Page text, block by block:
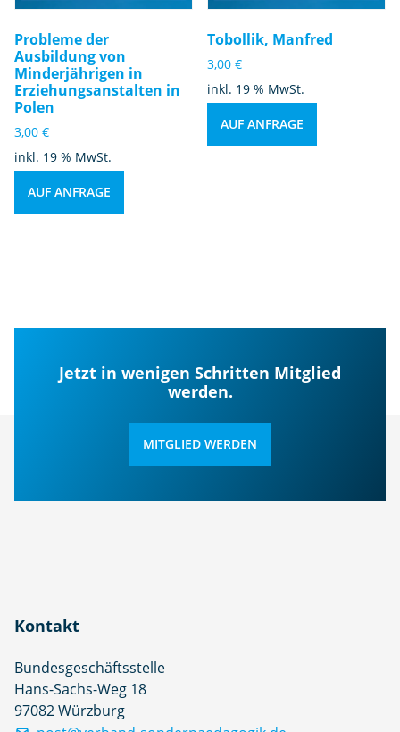
Probleme der
Ausbildung von
Minderjährigen in
Erziehungsanstalten in
Polen
3,00 €
inkl. 19 % MwSt.
AUF ANFRAGE
Tobollik, Manfred
3,00€
inkl. 19 % MwSt.
AUF ANFRAGE
Jetzt in wenigen Schritten Mitglied
werden.
MITGLIED WERDEN
Kontakt
Bundesgeschäftsstelle
Hans-Sachs-Weg 18
97082 Würzburg